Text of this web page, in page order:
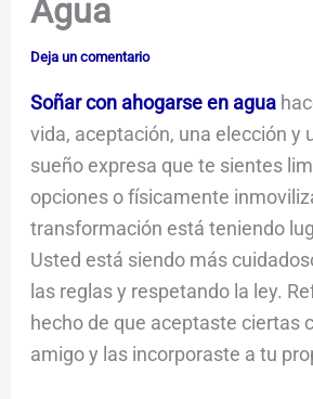
Agua
Deja un comentario
Soñar con ahogarse en agua
vida, aceptación, una elección y
sueño expresa que te sientes
opciones o físicamente
transformación está teniendo
Usted está siendo más
las reglas y respetando la ley.
hecho de que aceptaste ciertas
amigo y las incorporaste a tu